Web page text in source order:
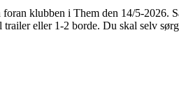
klubben i Them den 14/5-2026.
eller 1-2 borde. Du skal selv